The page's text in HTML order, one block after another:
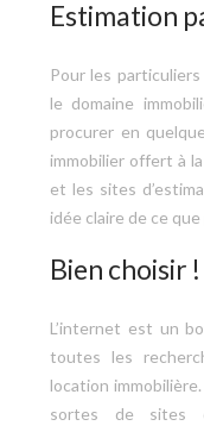
Estimation
Pour les
le domaine
procurer en
immobilier offert à
et les sites
idée claire de ce
Bien choisir !
L’internet est un
toutes les
location
sortes de sites